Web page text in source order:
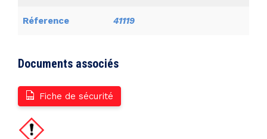
Réference 41119
Documents associés
Fiche de sécurité